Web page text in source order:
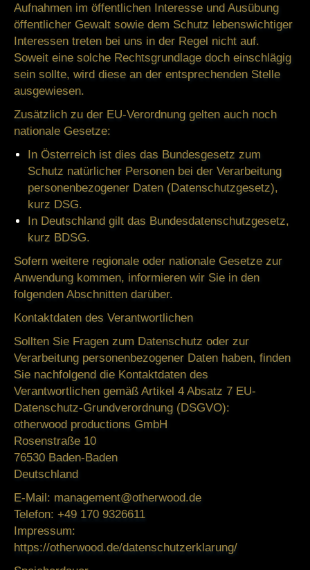
Aufnahmen im öffentlichen Interesse und Ausübung
öffentlicher Gewalt sowie dem Schutz lebenswichtiger
Interessen treten bei uns in der Regel nicht auf.
Soweit eine solche Rechtsgrundlage doch einschlägig
sein sollte, wird diese an der entsprechenden Stelle
ausgewiesen.
Zusätzlich zu der EU-Verordnung gelten auch noch
nationale Gesetze:
In Österreich ist dies das Bundesgesetz zum
Schutz natürlicher Personen bei der Verarbeitung
personenbezogener Daten (Datenschutzgesetz),
kurz DSG.
In Deutschland gilt das Bundesdatenschutzgesetz,
kurz BDSG.
Sofern weitere regionale oder nationale Gesetze zur
Anwendung kommen, informieren wir Sie in den
folgenden Abschnitten darüber.
Kontaktdaten des Verantwortlichen
Sollten Sie Fragen zum Datenschutz oder zur
Verarbeitung personenbezogener Daten haben, finden
Sie nachfolgend die Kontaktdaten des
Verantwortlichen gemäß Artikel 4 Absatz 7 EU-
Datenschutz-Grundverordnung (DSGVO):
otherwood productions GmbH
Rosenstraße 10
76530 Baden-Baden
Deutschland
E-Mail: management@otherwood.de
Telefon: +49 170 9326611
Impressum:
https://otherwood.de/datenschutzerklarung/